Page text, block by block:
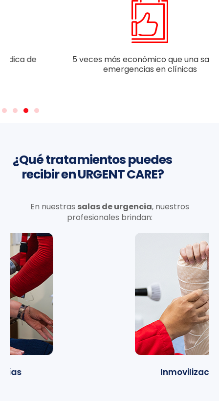
5 veces más económico que una sala de
emergencias en clínicas
¿Qué tratamientos puedes
recibir en URGENT CARE?
En nuestras salas de urgencia, nuestros
profesionales brindan: